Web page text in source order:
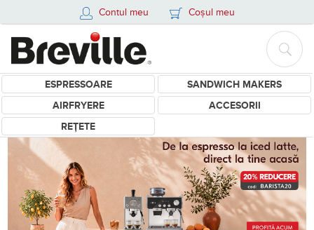
Contul meu Coșul meu
ESPRESSOARE
SANDWICH MAKERS
AIRFRYERE
ACCESORII
REȚETE